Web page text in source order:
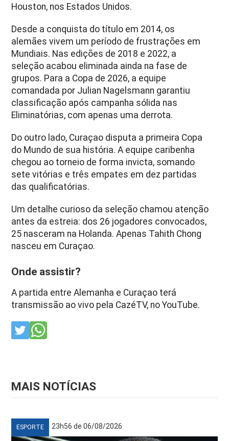
Houston, nos Estados Unidos.
Desde a conquista do título em 2014, os
alemães vivem um período de frustrações em
Mundiais. Nas edições de 2018 e 2022, a
seleção acabou eliminada ainda na fase de
grupos. Para a Copa de 2026, a equipe
comandada por Julian Nagelsmann garantiu
classificação após campanha sólida nas
Eliminatórias, com apenas uma derrota.
Do outro lado, Curaçao disputa a primeira Copa
do Mundo de sua história. A equipe caribenha
chegou ao torneio de forma invicta, somando
sete vitórias e três empates em dez partidas
das qualificatórias.
Um detalhe curioso da seleção chamou atenção
antes da estreia: dos 26 jogadores convocados,
25 nasceram na Holanda. Apenas Tahith Chong
nasceu em Curaçao.
Onde assistir?
A partida entre Alemanha e Curaçao terá
transmissão ao vivo pela CazéTV, no YouTube.
MAIS NOTÍCIAS
ESPORTE 23h56 de 06/08/2026